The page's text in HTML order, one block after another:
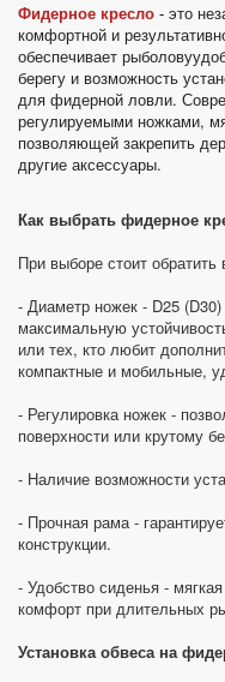
Фидерное кресло - это
комфортной и
обеспечивает
берегу и возможность
для фидерной ловли.
регулируемыми ножками,
позволяющей закрепить
другие аксессуары.
Как выбрать фидерное
При выборе стоит
- Диаметр ножек - D25
максимальную
или тех, кто любит
компактные и мобильные,
- Регулировка ножек -
поверхности или крутому
- Наличие возможности
- Прочная рама -
конструкции.
- Удобство сиденья -
комфорт при длительных
Установка обвеса на